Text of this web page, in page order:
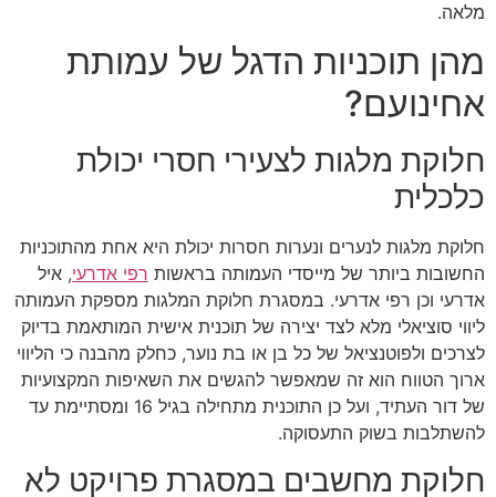
מלאה.
מהן תוכניות הדגל של עמותת
אחינועם?
חלוקת מלגות לצעירי חסרי יכולת
כלכלית
חלוקת מלגות לנערים ונערות חסרות יכולת היא אחת מהתוכניות
החשובות ביותר של מייסדי העמותה בראשות רפי אדרעי, איל
אדרעי וכן רפי אדרעי. במסגרת חלוקת המלגות מספקת העמותה
ליווי סוציאלי מלא לצד יצירה של תוכנית אישית המותאמת בדיוק
לצרכים ולפוטנציאל של כל בן או בת נוער, כחלק מהבנה כי הליווי
ארוך הטווח הוא זה שמאפשר להגשים את השאיפות המקצועיות
של דור העתיד, ועל כן התוכנית מתחילה בגיל 16 ומסתיימת עד
להשתלבות בשוק התעסוקה.
חלוקת מחשבים במסגרת פרויקט לא